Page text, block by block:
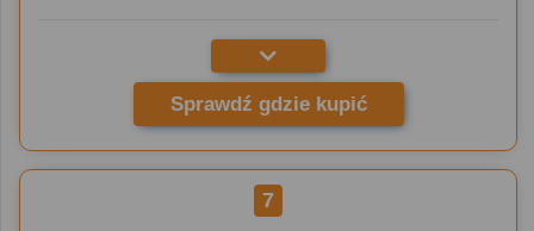
Sprawdź gdzie kupić
7